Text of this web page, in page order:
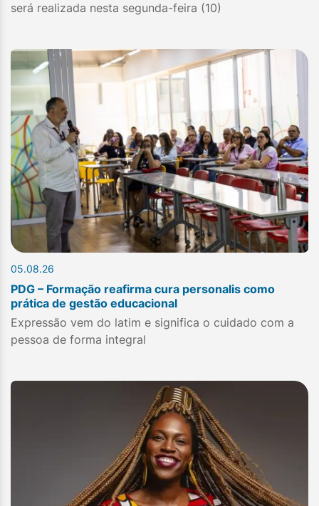
será realizada nesta segunda-feira (10)
05.08.26
PDG – Formação reafirma cura personalis como
prática de gestão educacional
Expressão vem do latim e significa o cuidado com a
pessoa de forma integral